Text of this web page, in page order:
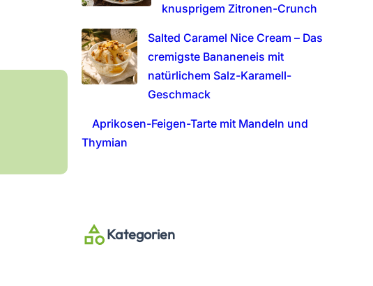
knusprigem Zitronen-Crunch
Salted Caramel Nice Cream – Das
cremigste Bananeneis mit
natürlichem Salz-Karamell-
Geschmack
Aprikosen-Feigen-Tarte mit Mandeln und
Thymian
Kategorien